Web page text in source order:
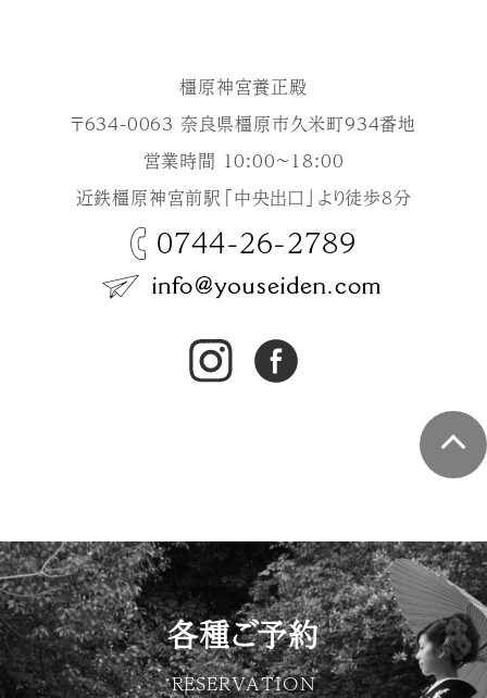
橿原神宮養正殿
〒634-0063 奈良県橿原市久米町934番地
営業時間 10:00～18:00
近鉄橿原神宮前駅「中央出口」より徒歩8分
0744-26-2789
各種ご予約
RESERVATION